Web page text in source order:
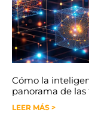
Cómo la
panorama de
LEER MÁS >